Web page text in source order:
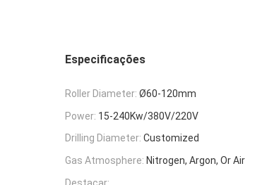
Especificações
Roller Diameter: Ø60-120mm
Power: 15-240Kw/380V/220V
Drilling Diameter: Customized
Gas Atmosphere: Nitrogen, Argon, Or Air